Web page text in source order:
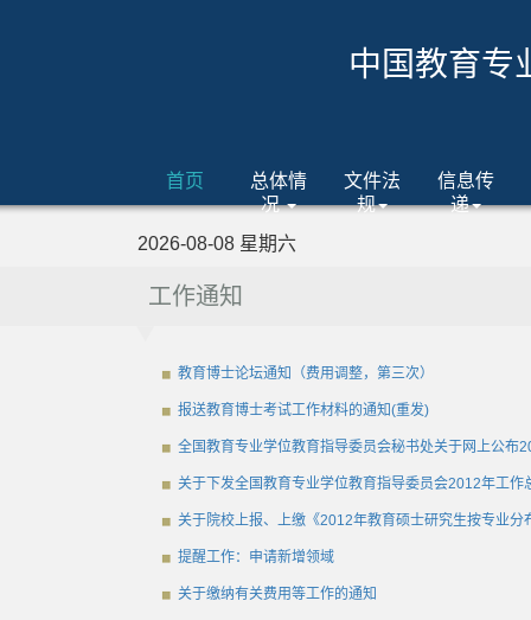
中国教育专
首页
总体情
况
文件法
规
信息传
递
2026-08-08 星期六
工作通知
教育博士论坛通知（费用调整，第三次）
报送教育博士考试工作材料的通知(重发)
全国教育专业学位教育指导委员会秘书处关于网上公布
关于下发全国教育专业学位教育指导委员会2012年工
关于院校上报、上缴《2012年教育硕士研究生按专业
提醒工作：申请新增领域
关于缴纳有关费用等工作的通知